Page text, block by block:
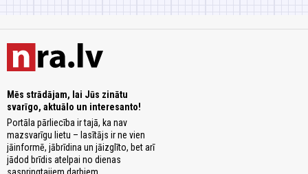
Mēs strādājam, lai Jūs zinātu
svarīgo, aktuālo un interesanto!
Portāla pārliecība ir tajā, ka nav
mazsvarīgu lietu – lasītājs ir ne vien
jāinformē, jābrīdina un jāizglīto, bet arī
jādod brīdis atelpai no dienas